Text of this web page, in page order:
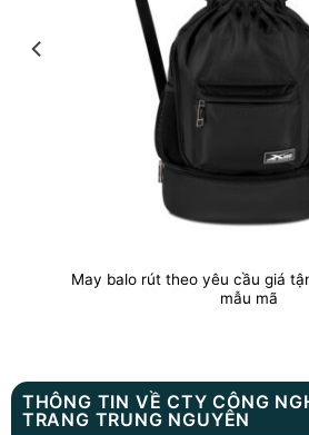
THÔNG TIN VỀ CTY CÔNG
TRANG TRUNG NGUYÊN
May balo rút theo yêu cầu giá
mẫu mã